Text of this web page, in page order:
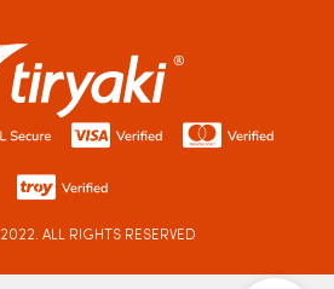
2022. ALL RIGHTS RESERVED